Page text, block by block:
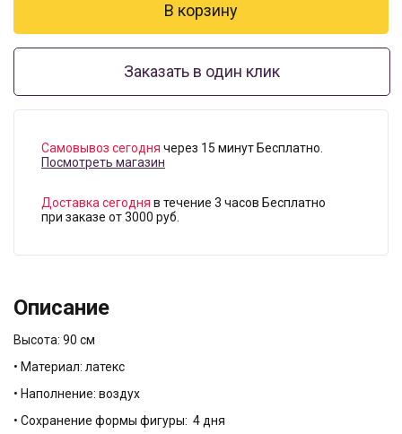
Заказать в один клик
Самовывоз сегодня через 15 минут Бесплатно.
Посмотреть магазин
Доставка сегодня в течение 3 часов Бесплатно
при заказе от 3000 руб.
Описание
Высота: 90 см
• Материал: латекс
• Наполнение: воздух
• Сохранение формы фигуры: 4 дня